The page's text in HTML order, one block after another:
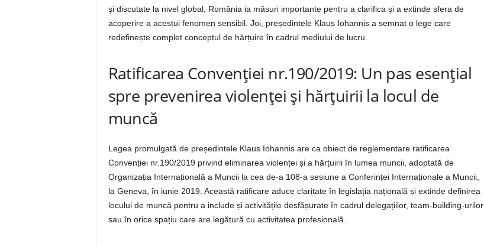
și discutate la nivel global, România ia măsuri importante pentru a clarifica și a extinde sfera de
acoperire a acestui fenomen sensibil. Joi, președintele Klaus Iohannis a semnat o lege care
redefinește complet conceptul de hărțuire în cadrul mediului de lucru.
Ratificarea Convenției nr.190/2019: Un pas esențial
spre prevenirea violenței și hărțuirii la locul de
muncă
Legea promulgată de președintele Klaus Iohannis are ca obiect de reglementare ratificarea
Convenției nr.190/2019 privind eliminarea violenței și a hărțuirii în lumea muncii, adoptată de
Organizația Internațională a Muncii la cea de-a 108-a sesiune a Conferinței Internaționale a Muncii,
la Geneva, în iunie 2019. Această ratificare aduce claritate în legislația națională și extinde definirea
locului de muncă pentru a include și activitățile desfășurate în cadrul delegațiilor, team-building-urilor
sau în orice spațiu care are legătură cu activitatea profesională.